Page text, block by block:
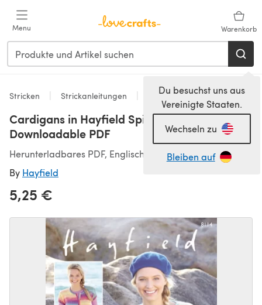
Menu Warenkorb
Du besuchst uns aus
Vereinigte Staaten.
Wechseln zu
Bleiben auf
Stricken Strickanleitungen Strickjacken
Cardigans in Hayfield Spirit DK - 8114 -
Downloadable PDF
Herunterladbares PDF, Englisch
By Hayfield
5,25 €